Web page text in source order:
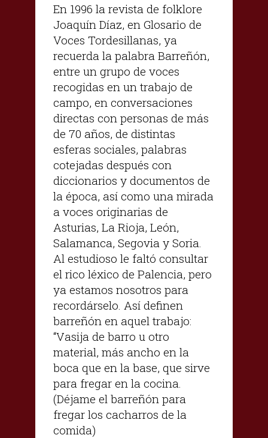
En 1996 la revista de folklore
Joaquín Díaz, en Glosario de
Voces Tordesillanas, ya
recuerda la palabra Barreñón,
entre un grupo de voces
recogidas en un trabajo de
campo, en conversaciones
directas con personas de más
de 70 años, de distintas
esferas sociales, palabras
cotejadas después con
diccionarios y documentos de
la época, así como una mirada
a voces originarias de
Asturias, La Rioja, León,
Salamanca, Segovia y Soria.
Al estudioso le faltó consultar
el rico léxico de Palencia, pero
ya estamos nosotros para
recordárselo. Así definen
barreñón en aquel trabajo:
“Vasija de barro u otro
material, más ancho en la
boca que en la base, que sirve
para fregar en la cocina.
(Déjame el barreñón para
fregar los cacharros de la
comida)